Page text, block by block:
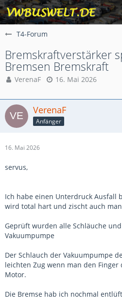
T4-Forum
Bremskraftverstärker
Bremsen Bremskraft
VerenaF 16. Mai 2026
VerenaF
Anfänger
16. Mai 2026
servus,
Ich habe einen Unterdruck Ausfall
wird total hart und zischt auch
Geprüft wurden alle Schläuche
Vakuumpumpe
Der Schlauch der Vakuumpumpe
leichten Zug wenn man den
Motor.
Die Bremse hab ich nochmal